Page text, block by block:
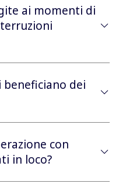
ai momenti di
beneficiano dei
con
in loco?